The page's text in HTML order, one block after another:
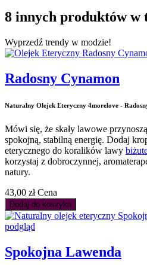
8 innych produktów w
Wyprzedź trendy w modzie!
Radosny Cynamon
Naturalny Olejek Eteryczny 4morelove -
Mówi się, że skały lawowe
spokojną, stabilną energię. Dodaj
eterycznego do koralików lawy
korzystaj z dobroczynnej,
natury.
43,00 zł Cena
Dodaj do koszyka
podgląd
Spokojna Lawenda